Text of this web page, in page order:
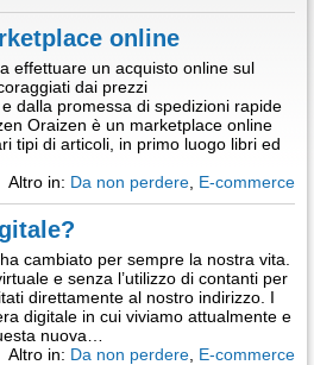
online
effettuare un acquisto online sul
dai prezzi
dalla promessa di spedizioni rapide
Oraizen è un marketplace online
tipi di articoli, in primo luogo libri ed
Altro in: Da non perdere E-commerce
cambiato per sempre la nostra vita.
e senza l’utilizzo di contanti per
direttamente al nostro indirizzo. I
digitale in cui viviamo attualmente e
nuova…
Altro in: Da non perdere E-commerce